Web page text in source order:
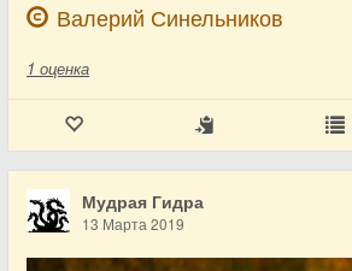
Валерий Синельников
1 оценка
Мудрая Гидра
13 Марта 2019